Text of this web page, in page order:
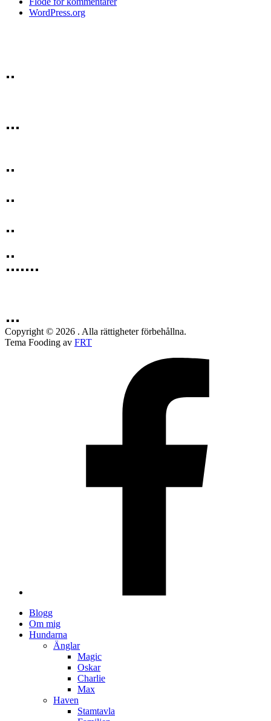
WordPress.org
Copyright © 2026 . Alla rättigheter förbehållna.
Tema Fooding av FRT
Blogg
Om mig
Hundarna
Änglar
Magic
Oskar
Charlie
Max
Haven
Stamtavla